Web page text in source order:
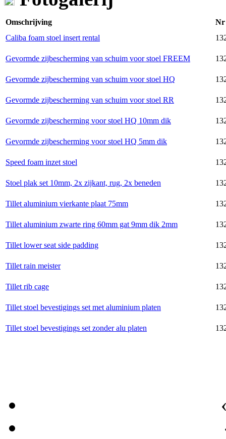
Omschrijving
Nr
Caliba foam stoel insert rental
Gevormde zijbescherming van schuim voor stoel FREEM
Gevormde zijbescherming van schuim voor stoel HQ
Gevormde zijbescherming van schuim voor stoel RR
Gevormde zijbescherming voor stoel HQ 10mm dik
Gevormde zijbescherming voor stoel HQ 5mm dik
Speed foam inzet stoel
Stoel plak set 10mm, 2x zijkant, rug, 2x beneden
Tillet aluminium vierkante plaat 75mm
Tillet aluminium zwarte ring 60mm gat 9mm dik 2mm
Tillet lower seat side padding
Tillet rain meister
Tillet rib cage
Tillet stoel bevestigings set met aluminium platen
Tillet stoel bevestigings set zonder alu platen